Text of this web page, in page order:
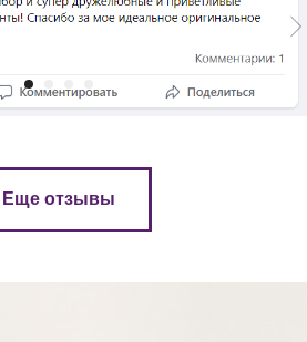
Еще отзывы